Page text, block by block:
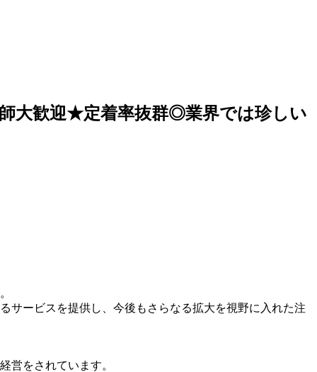
大歓迎★定着率抜群◎業界では珍しい
サービスを提供し、今後もさらなる拡大を視野に入れた注
営をされています。